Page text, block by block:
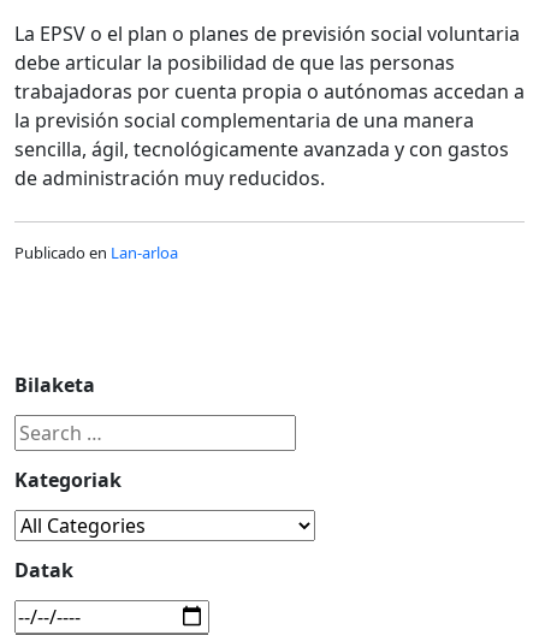
La EPSV o el plan o planes de previsión social voluntaria
debe articular la posibilidad de que las personas
trabajadoras por cuenta propia o autónomas accedan a
la previsión social complementaria de una manera
sencilla, ágil, tecnológicamente avanzada y con gastos
de administración muy reducidos.
Publicado en Lan-arloa
Bilaketa
Kategoriak
Datak